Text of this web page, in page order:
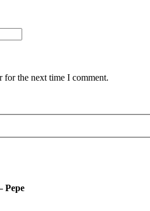
for the next time I comment.
Pepe